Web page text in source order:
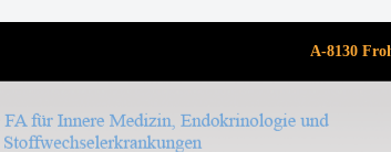
A-8130